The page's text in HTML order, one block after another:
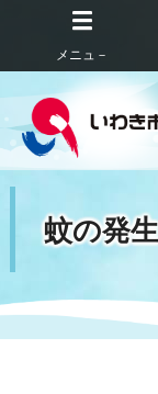
メニュ－
蚊の発